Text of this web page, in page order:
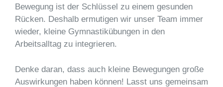
Bewegung ist der Schlüssel zu einem gesunden
Rücken. Deshalb ermutigen wir unser Team immer
wieder, kleine Gymnastikübungen in den
Arbeitsalltag zu integrieren.
Denke daran, dass auch kleine Bewegungen große
Auswirkungen haben können! Lasst uns gemeinsam